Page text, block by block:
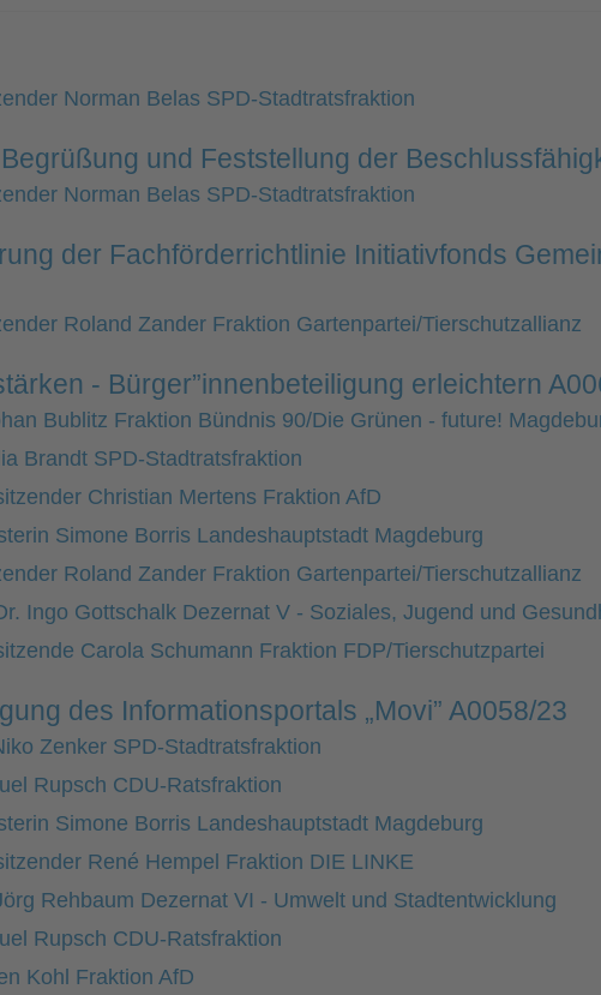
Norman Belas SPD-Stadtratsfraktion
und Feststellung der
Norman Belas SPD-Stadtratsfraktion
der Fachförderrichtlinie Initiativfonds
Roland Zander Fraktion Gartenpartei/Tierschutzallianz
- Bürger”innenbeteiligung erleichtern
Bublitz Fraktion Bündnis 90/Die Grünen - future!
Brandt SPD-Stadtratsfraktion
Christian Mertens Fraktion AfD
Simone Borris Landeshauptstadt Magdeburg
Roland Zander Fraktion Gartenpartei/Tierschutzallianz
Ingo Gottschalk Dezernat V - Soziales, Jugend und
Carola Schumann Fraktion FDP/Tierschutzpartei
des Informationsportals „Movi” A0058/23
Zenker SPD-Stadtratsfraktion
Rupsch CDU-Ratsfraktion
Simone Borris Landeshauptstadt Magdeburg
René Hempel Fraktion DIE LINKE
Rehbaum Dezernat VI - Umwelt und Stadtentwicklung
Rupsch CDU-Ratsfraktion
Kohl Fraktion AfD